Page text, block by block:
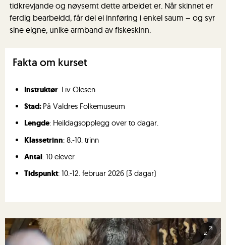
tidkrevjande og nøysemt dette arbeidet er. Når skinnet er
ferdig bearbeidd, får dei ei innføring i enkel saum – og syr
sine eigne, unike armband av fiskeskinn.
Fakta om kurset
Instruktør: Liv Olesen
Stad: På Valdres Folkemuseum
Lengde: Heildagsopplegg over to dagar.
Klassetrinn: 8.-10. trinn
Antal: 10 elever
Tidspunkt: 10.-12. februar 2026 (3 dagar)